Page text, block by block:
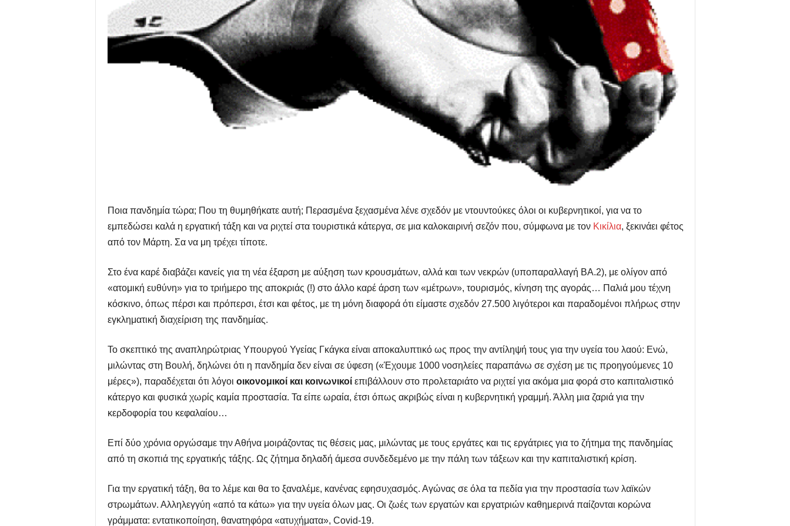
Ποια πανδημία τώρα; Που τη θυμηθήκατε αυτή; Περασμένα ξεχασμένα λένε σχεδόν με ντουντούκες όλοι οι κυβερνητικοί, για να το
εμπεδώσει καλά η εργατική τάξη και να ριχτεί στα τουριστικά κάτεργα, σε μια καλοκαιρινή σεζόν που, σύμφωνα με τον Κικίλια, ξεκινάει φέτος
από τον Μάρτη. Σα να μη τρέχει τίποτε.
Στο ένα καρέ διαβάζει κανείς για τη νέα έξαρση με αύξηση των κρουσμάτων, αλλά και των νεκρών (υποπαραλλαγή ΒΑ.2), με ολίγον από
«ατομική ευθύνη» για το τριήμερο της αποκριάς (!) στο άλλο καρέ άρση των «μέτρων», τουρισμός, κίνηση της αγοράς… Παλιά μου τέχνη
κόσκινο, όπως πέρσι και πρόπερσι, έτσι και φέτος, με τη μόνη διαφορά ότι είμαστε σχεδόν 27.500 λιγότεροι και παραδομένοι πλήρως στην
εγκληματική διαχείριση της πανδημίας.
Το σκεπτικό της αναπληρώτριας Υπουργού Υγείας Γκάγκα είναι αποκαλυπτικό ως προς την αντίληψή τους για την υγεία του λαού: Ενώ,
μιλώντας στη Βουλή, δηλώνει ότι η πανδημία δεν είναι σε ύφεση («Έχουμε 1000 νοσηλείες παραπάνω σε σχέση με τις προηγούμενες 10
μέρες»), παραδέχεται ότι λόγοι οικονομικοί και κοινωνικοίεπιβάλλουν στο προλεταριάτο να ριχτεί για ακόμα μια φορά στο καπιταλιστικό
κάτεργο και φυσικά χωρίς καμία προστασία. Τα είπε ωραία, έτσι όπως ακριβώς είναι η κυβερνητική γραμμή. Άλλη μια ζαριά για την
κερδοφορία του κεφαλαίου…
Επί δύο χρόνια οργώσαμε την Αθήνα μοιράζοντας τις θέσεις μας, μιλώντας με τους εργάτες και τις εργάτριες για το ζήτημα της πανδημίας
από τη σκοπιά της εργατικής τάξης. Ως ζήτημα δηλαδή άμεσα συνδεδεμένο με την πάλη των τάξεων και την καπιταλιστική κρίση.
Για την εργατική τάξη, θα το λέμε και θα το ξαναλέμε, κανένας εφησυχασμός. Αγώνας σε όλα τα πεδία για την προστασία των λαϊκών
στρωμάτων. Αλληλεγγύη «από τα κάτω» για την υγεία όλων μας. Οι ζωές των εργατών και εργατριών καθημερινά παίζονται κορώνα
γράμματα: εντατικοποίηση, θανατηφόρα «ατυχήματα», Covid-19.